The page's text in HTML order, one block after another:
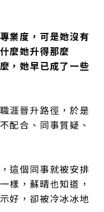
業度，可是她沒有
麼她升得那麼
，她早已成了一些
涯晉升路徑，於是
配合、同事質疑、
這個同事就被安排
樣，蘇晴也知道，
好，卻被冷冰冰地